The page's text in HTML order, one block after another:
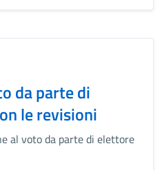
da parte di
le revisioni
al voto da parte di elettore